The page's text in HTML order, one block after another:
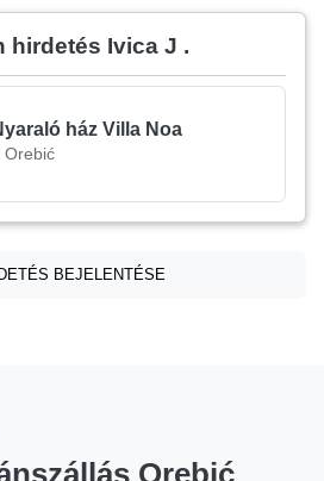
hirdetés Ivica J .
ház Villa Noa
Orebić
BEJELENTÉSE
Orebić